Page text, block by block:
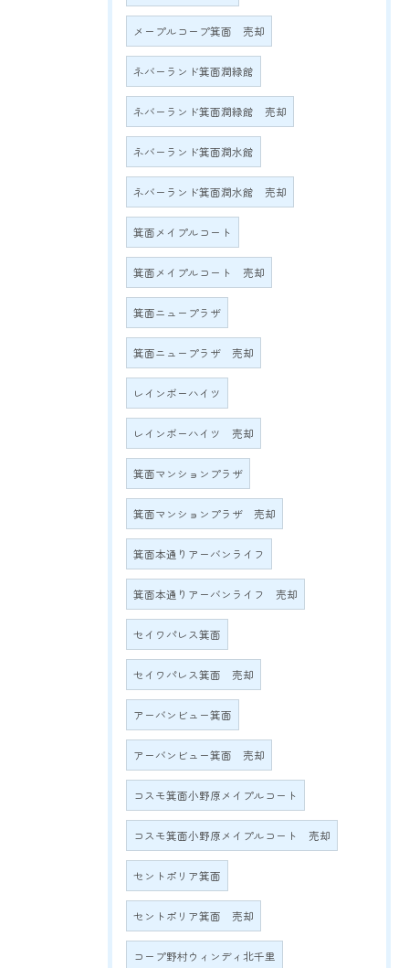
メープルコープ箕面 売却
ネバーランド箕面潤緑館
ネバーランド箕面潤緑館 売却
ネバーランド箕面潤水館
ネバーランド箕面潤水館 売却
箕面メイプルコート
箕面メイプルコート 売却
箕面ニュープラザ
箕面ニュープラザ 売却
レインボーハイツ
レインボーハイツ 売却
箕面マンションプラザ
箕面マンションプラザ 売却
箕面本通りアーバンライフ
箕面本通りアーバンライフ 売却
セイワパレス箕面
セイワパレス箕面 売却
アーバンビュー箕面
アーバンビュー箕面 売却
コスモ箕面小野原メイプルコート
コスモ箕面小野原メイプルコート 売却
セントポリア箕面
セントポリア箕面 売却
コープ野村ウィンディ北千里